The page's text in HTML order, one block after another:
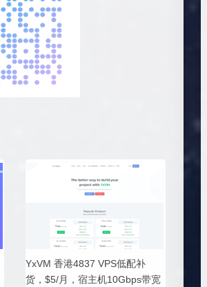
YxVM 香港4837 VPS低配补
货，$5/月，宿主机10Gbps带宽